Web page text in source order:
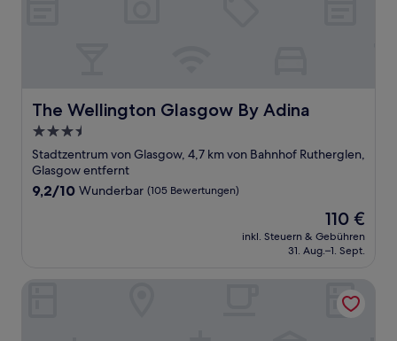
The Wellington Glasgow By Adina
The Wellington Glasgow By Adina
3.5-
Sterne-
Unterkunft
Stadtzentrum von Glasgow, 4,7 km von Bahnhof Rutherglen,
Glasgow entfernt
9.2
9,2/10 Wunderbar (105 Bewertungen)
Der
Preis
beträgt
110 €
inkl. Steuern & Gebühren
31. Aug.–1. Sept.